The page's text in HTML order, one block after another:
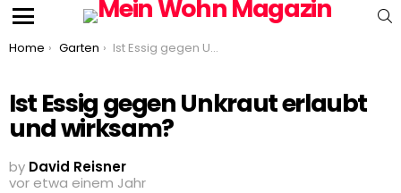
You are here:
Home Garten Ist Essig gegen Unkraut erlaubt und wirksam?
Ist Essig gegen Unkraut erlaubt
und wirksam?
by David Reisner
vor etwa einem Jahr